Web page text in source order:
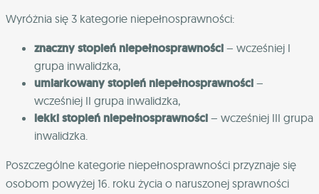
Wyróżnia się 3 kategorie niepełnosprawności:
znaczny stopień niepełnosprawności – wcześniej I
grupa inwalidzka,
umiarkowany stopień niepełnosprawności –
wcześniej II grupa inwalidzka,
lekki stopień niepełnosprawności – wcześniej III grupa
inwalidzka.
Poszczególne kategorie niepełnosprawności przyznaje się
osobom powyżej 16. roku życia o naruszonej sprawności